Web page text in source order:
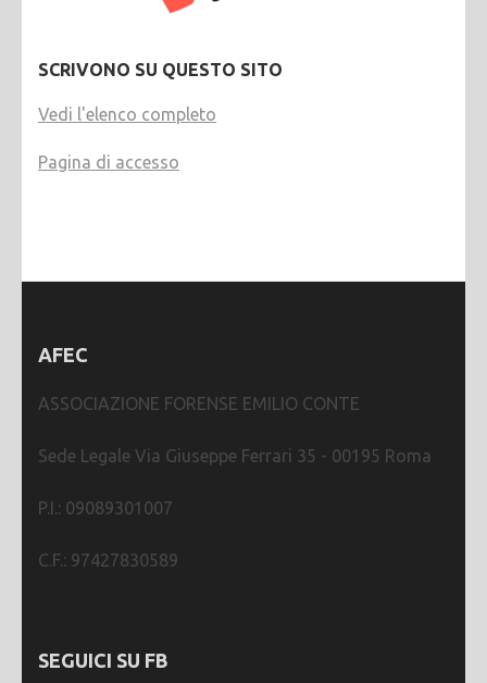
SCRIVONO SU QUESTO SITO
Vedi l'elenco completo
Pagina di accesso
AFEC
ASSOCIAZIONE FORENSE EMILIO CONTE
Sede Legale Via Giuseppe Ferrari 35 - 00195 Roma
P.I.: 09089301007
C.F.: 97427830589
SEGUICI SU FB